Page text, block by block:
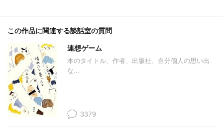
この作品に関連する談話室の質問
連想ゲーム
本のタイトル、作者、出版社、自分個人の思い出
な...
3379